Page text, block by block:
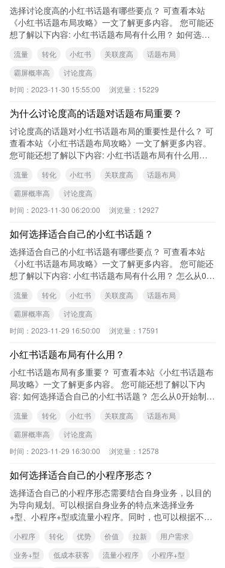
选择讨论度高的小红书话题有哪些要点？ 可查看本站
《小红书话题布局攻略》一文了解更多内容。 您可能还
想了解以下内容: 小红书话题布局有什么用？ 如何选择
流量 转化 小红书 关联度高
话题布局
霸屏概率高
讨论度高
时间： 2023-11-30 15:55:00 浏览量： 15229
为什么讨论度高的话题对话题布局重要？
讨论度高的话题对小红书话题布局的重要性是什么？ 可
查看本站《小红书话题布局攻略》一文了解更多内容。
您可能还想了解以下内容: 小红书话题布局有什么用？
流量 转化 小红书 关联度高
话题布局
霸屏概率高
讨论度高
时间： 2023-11-30 06:20:00 浏览量： 12927
如何选择适合自己的小红书话题？
选择适合自己的小红书话题有哪些要点？ 可查看本站
《小红书话题布局攻略》一文了解更多内容。 您可能还
想了解以下内容: 小红书话题布局有什么用？ 怎么从0开
流量 转化 小红书 关联度高
话题布局
霸屏概率高
讨论度高
时间： 2023-11-29 16:50:00 浏览量： 17591
小红书话题布局有什么用？
小红书话题布局有多重要？ 可查看本站《小红书话题布
局攻略》一文了解更多内容。 您可能还想了解以下内
容: 如何选择适合自己的小红书话题？ 怎么从0开始制定
流量 转化 小红书 关联度高
话题布局
霸屏概率高
讨论度高
时间： 2023-11-29 16:30:00 浏览量： 12578
如何选择适合自己的小程序形态？
选择适合自己的小程序形态需要结合自身业务，以目的
为导向规划。可以根据自身业务的特点来选择业务
+型、小程序+型或流量小程序。同时，也可以根据不同
小程序 转化 优势 价值 拉新
用户需求
业务+型
低成本获客 流量小程序
小程序+型